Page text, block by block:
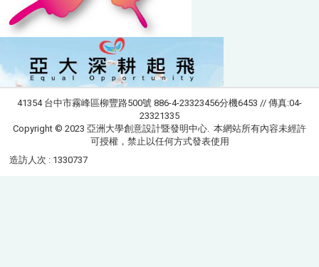
41354 台中市霧峰區柳豐路500號 886-4-23323456分機6453 // 傳真:04-
23321335
Copyright © 2023 亞洲大學創意設計暨發明中心. 本網站所有內容未經許
可授權，禁止以任何方式發表使用
造訪人次 : 1330737